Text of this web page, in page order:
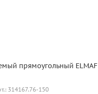
прямоугольный ELMAF
314167.76-150